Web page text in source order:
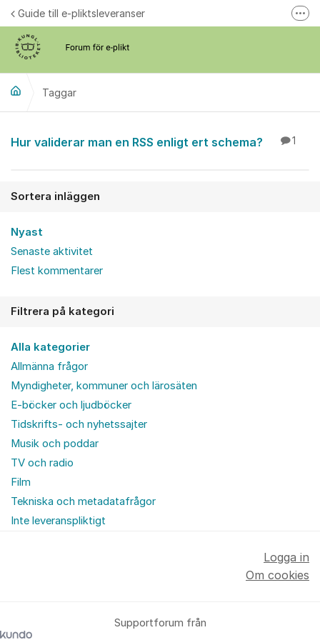
Hoppa till innehåll
Guide till e-pliktsleveranser
Taggar
Hur validerar man en RSS enligt ert schema? 1
Sortera inläggen
Nyast
Senaste aktivitet
Flest kommentarer
Filtrera på kategori
Alla kategorier
Allmänna frågor
Myndigheter, kommuner och lärosäten
E-böcker och ljudböcker
Tidskrifts- och nyhetssajter
Musik och poddar
TV och radio
Film
Tekniska och metadatafrågor
Inte leveranspliktigt
Supportforum från
Logga in
Om cookies